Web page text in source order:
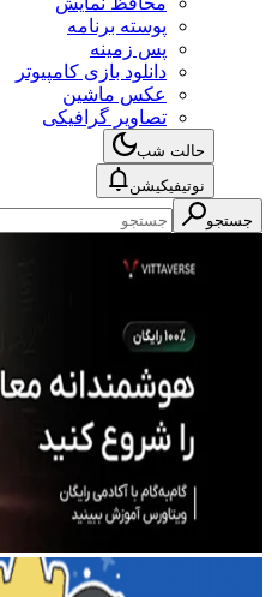
پوسته برنامه
پس زمینه
دانلود بازی کامپیوتر
عکس ماشین
تصاویر گرافیکی
حالت شب
نوتیفیکیشن
جستجو